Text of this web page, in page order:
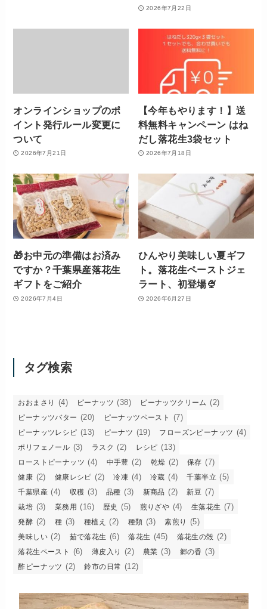
2026年7月22日
オンラインショップのポ
イント発行ルール変更に
ついて
2026年7月21日
【今年もやります！】送
料無料キャンペーン はね
だし落花生3袋セット
2026年7月18日
🎁お中元の準備はお済み
ですか？千葉県産落花生
ギフトをご紹介
2026年7月4日
ひんやり美味しい夏ギフ
ト。落花生ペーストジェ
ラート、初登場🍨
2026年6月27日
タグ検索
おおまさり (4) ピーナッツ (38) ピーナッツクリーム (2)
ピーナッツバター (20) ピーナッツペースト (7)
ピーナッツレシピ (13) ピーナツ (19) フローズンピーナッツ (4)
ポリフェノール (3) ラスク (2) レシピ (13)
ローストピーナッツ (4) 中手豊 (2) 乾燥 (2) 保存 (7)
健康 (2) 健康レシピ (2) 冷凍 (4) 冷蔵 (4) 千葉半立 (5)
千葉県産 (4) 収穫 (3) 品種 (3) 新商品 (2) 新豆 (7)
栽培 (3) 業務用 (16) 歴史 (5) 煎りざや (4) 生落花生 (7)
発酵 (2) 種 (3) 種植え (2) 種類 (3) 素煎り (5)
美味しい (2) 茹で落花生 (6) 落花生 (45) 落花生の殻 (2)
落花生ペースト (6) 薄皮入り (2) 農業 (3) 郷の香 (3)
酢ピーナッツ (2) 鈴市の日常 (12)